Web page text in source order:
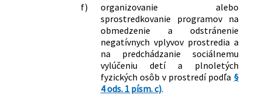
f)
organizovanie alebo
sprostredkovanie programov na
obmedzenie a odstránenie
negatívnych vplyvov prostredia a
na predchádzanie sociálnemu
vylúčeniu detí a plnoletých
fyzických osôb v prostredí podľa §
4 ods. 1 písm. c).